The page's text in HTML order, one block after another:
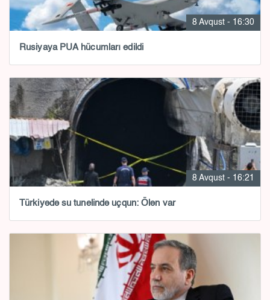
8 Avqust - 16:30
Rusiyaya PUA hücumları edildi
8 Avqust - 16:21
Türkiyədə su tunelində uçqun: Ölən var